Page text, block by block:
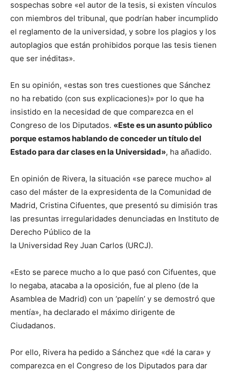
sospechas sobre «el autor de la tesis, si existen vínculos
con miembros del tribunal, que podrían haber incumplido
el reglamento de la universidad, y sobre los plagios y los
autoplagios que están prohibidos porque las tesis tienen
que ser inéditas».
En su opinión, «estas son tres cuestiones que Sánchez
no ha rebatido (con sus explicaciones)» por lo que ha
insistido en la necesidad de que comparezca en el
Congreso de los Diputados. «Este es un asunto público
porque estamos hablando de conceder un título del
Estado para dar clases en la Universidad», ha añadido.
En opinión de Rivera, la situación «se parece mucho» al
caso del máster de la expresidenta de la Comunidad de
Madrid, Cristina Cifuentes, que presentó su dimisión tras
las presuntas irregularidades denunciadas en Instituto de
Derecho Público de la
la Universidad Rey Juan Carlos (URCJ).
«Esto se parece mucho a lo que pasó con Cifuentes, que
lo negaba, atacaba a la oposición, fue al pleno (de la
Asamblea de Madrid) con un ‘papelín’ y se demostró que
mentía», ha declarado el máximo dirigente de
Ciudadanos.
Por ello, Rivera ha pedido a Sánchez que «dé la cara» y
comparezca en el Congreso de los Diputados para dar